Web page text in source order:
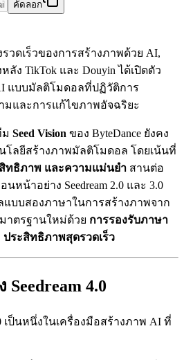
คัดลอก
วดเร็วของการสร้างภาพด้วย AI,
ลัง TikTok และ Douyin ได้เปิดตัว
แบบมัลติโมดอลที่ปฏิวัติการ
มและการแก้ไขภาพอัจฉริยะ
Seed Vision ของ ByteDance ยังคง
โลยีสร้างภาพมัลติโมดอล โดยเน้นที่
ทธิภาพ และความแม่นยำ สานต่อ
หน้าอย่าง Seedream 2.0 และ 3.0
แบบสองภาษาในการสร้างภาพจาก
มาตรฐานใหม่ด้วย การรองรับภาษา
ประสิทธิภาพสุดรวดเร็ว
4.0
เป็นหนึ่งในเครื่องมือสร้างภาพ AI ที่